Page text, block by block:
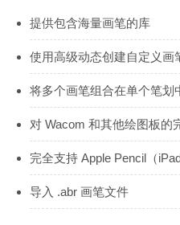
提供包含海量画笔的库
使用高级动态创建自定义画
将多个画笔组合在单个笔划
对 Wacom 和其他绘图板的
完全支持 Apple Pencil（iPad
导入 .abr 画笔文件